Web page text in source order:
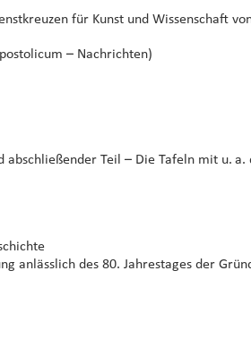
für Kunst und Wissenschaft
– Nachrichten)
Teil – Die Tafeln mit u. a.
anlässlich des 80. Jahrestages der